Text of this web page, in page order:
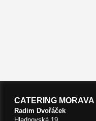
CATERING MORAVA
Radim Dvořáček